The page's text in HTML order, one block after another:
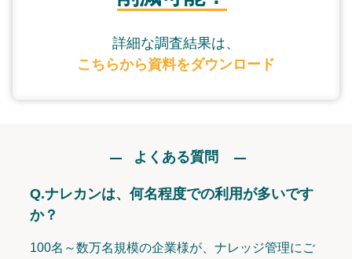
詳細な調査結果は、
こちらから資料をダウンロード
よくある質問
Q.ナレカンは、何名程度での利用が多いです
か？
100名～数万名規模の企業様が、ナレッジ管理にご